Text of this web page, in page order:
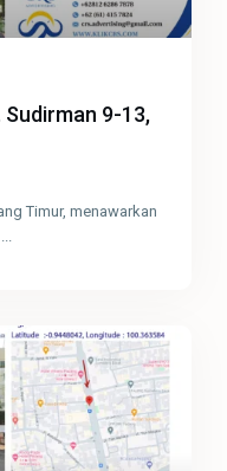
Sudirman 9-13,
Timur, menawarkan